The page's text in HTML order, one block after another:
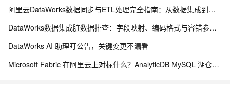
阿里云DataWorks数据同步与ETL处理完全指南：从数据集成到数据治理全链路解析
DataWorks数据集成脏数据排查：字段映射、编码格式与容错参数指南
DataWorks AI 助理盯公告，关键变更不漏看
Microsoft Fabric 在阿里云上对标什么？AnalyticDB MySQL 湖仓一体统一分析方案